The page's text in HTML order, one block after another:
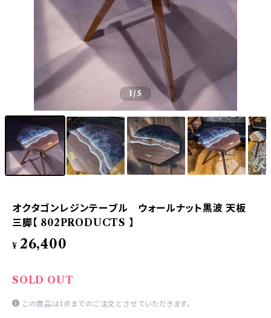
1/5
オクタゴンレジンテーブル ウォールナット黒波 天板
三脚【 802PRODUCTS 】
¥ 26,400
SOLD OUT
この商品は1点までのご注文とさせていただきます。